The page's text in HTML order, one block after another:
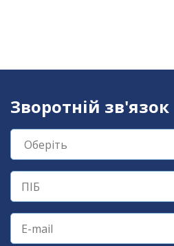
Зворотній зв'язок